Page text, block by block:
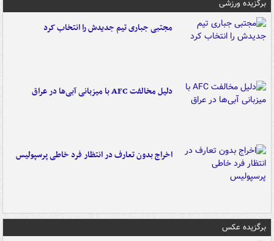
برگزیده ورزشی
مجتبی جباری تیم جدیدش را انتخاب کرد
دلیل مخالفت AFC با میزبانی آبی‌ها در عراق
اخراج بدون تعارف در انتظار فرد خاطی پرسپولیس
برگزیده عکس